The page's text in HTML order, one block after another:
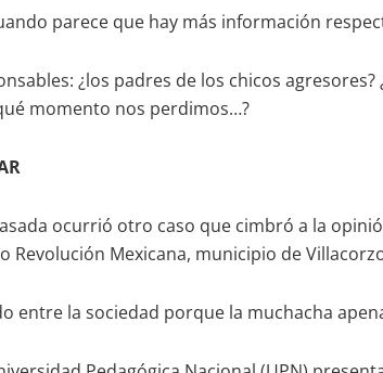
parece que hay más información
¿los padres de los chicos
momento nos perdimos…?
ocurrió otro caso que cimbró a la
Revolución Mexicana, municipio de
entre la sociedad porque la muchacha